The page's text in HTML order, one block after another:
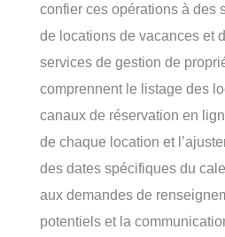
confier ces opérations à des
de locations de vacances et
services de gestion de
comprennent le listage des
canaux de réservation en
de chaque location et
des dates spécifiques du
aux demandes de
potentiels et la